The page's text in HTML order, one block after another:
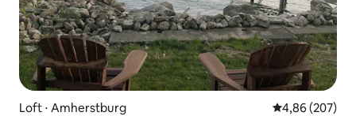
Loft ⋅ Amherstburg 4,86 de uma
4,86 (207)